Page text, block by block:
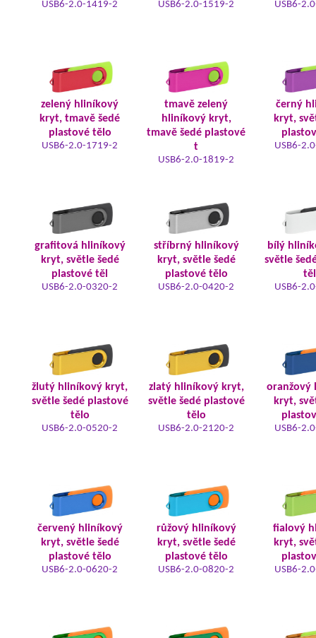
USB6-2.0-1419-2 USB6-2.0-1519-2 USB6-
zelený hliníkový
kryt, tmavě šedé
plastové tělo
USB6-2.0-1719-2
tmavě zelený
hliníkový kryt,
tmavě šedé plastové
t
USB6-2.0-1819-2
černý
kryt,
USB6-
grafitová hliníkový
kryt, světle šedé
plastové těl
USB6-2.0-0320-2
stříbrný hliníkový
kryt, světle šedé
plastové tělo
USB6-2.0-0420-2
bílý
světle
USB6-
žlutý hliníkový kryt,
světle šedé plastové
tělo
USB6-2.0-0520-2
zlatý hliníkový kryt,
světle šedé plastové
tělo
USB6-2.0-2120-2
oranžový
kryt,
USB6-
červený hliníkový
kryt, světle šedé
plastové tělo
USB6-2.0-0620-2
růžový hliníkový
kryt, světle šedé
plastové tělo
USB6-2.0-0820-2
fialový
kryt,
USB6-